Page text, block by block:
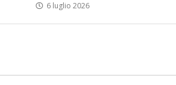
6 luglio 2026